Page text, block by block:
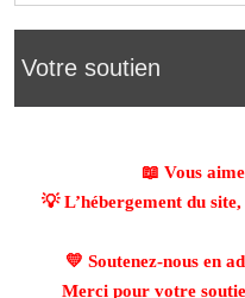
Votre soutien
📖 Vous
💡 L’hébergement du
💛 Soutenez-nous en
Merci pour votre